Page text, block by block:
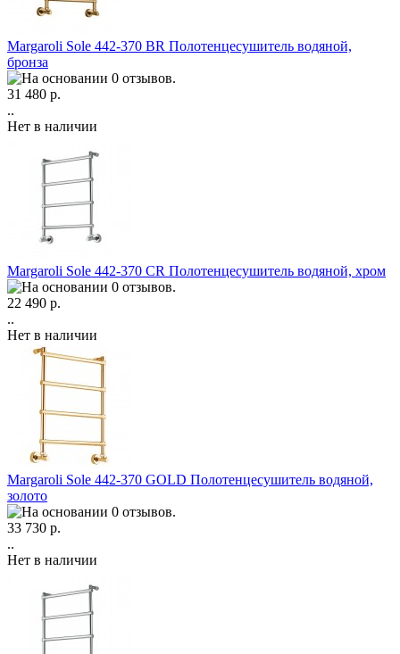
Margaroli Sole 442-370 BR Полотенцесушитель водяной,
бронза
31 480 р.
..
Нет в наличии
Margaroli Sole 442-370 CR Полотенцесушитель водяной, хром
22 490 р.
..
Нет в наличии
Margaroli Sole 442-370 GOLD Полотенцесушитель водяной,
золото
33 730 р.
..
Нет в наличии